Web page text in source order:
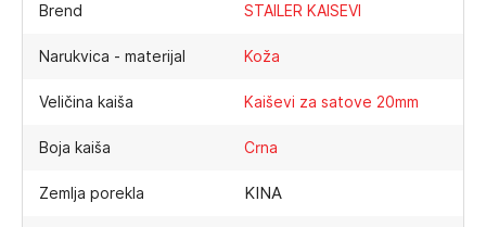
Brend STAILER KAISEVI
Narukvica - materijal Koža
Veličina kaiša Kaiševi za satove 20mm
Boja kaiša Crna
Zemlja porekla KINA